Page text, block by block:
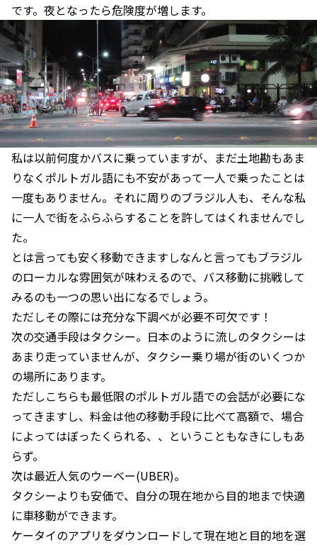
です。夜となったら危険度が増します。
私は以前何度かバスに乗っていますが、まだ土地勘もあま
りなくポルトガル語にも不安があって一人で乗ったことは
一度もありません。それに周りのブラジル人も、そんな私
に一人で街をふらふらすることを許してはくれませんでし
た。
とは言っても安く移動できますしなんと言ってもブラジル
のローカルな雰囲気が味わえるので、バス移動に挑戦して
みるのも一つの思い出になるでしょう。
ただしその際には充分な下調べが必要不可欠です！
次の交通手段はタクシー。日本のように流しのタクシーは
あまり走っていませんが、タクシー乗り場が街のいくつか
の場所にあります。
ただしこちらも最低限のポルトガル語での会話が必要にな
ってきますし、料金は他の移動手段に比べて高額で、場合
によってはぼったくられる、、ということもなきにしもあ
らず。
次は最近人気のウーベー(UBER)。
タクシーよりも安価で、自分の現在地から目的地まで快適
に車移動ができます。
ケータイのアプリをダウンロードして現在地と目的地を選